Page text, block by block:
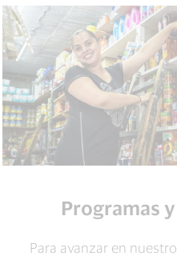
Programas
Para avanzar en